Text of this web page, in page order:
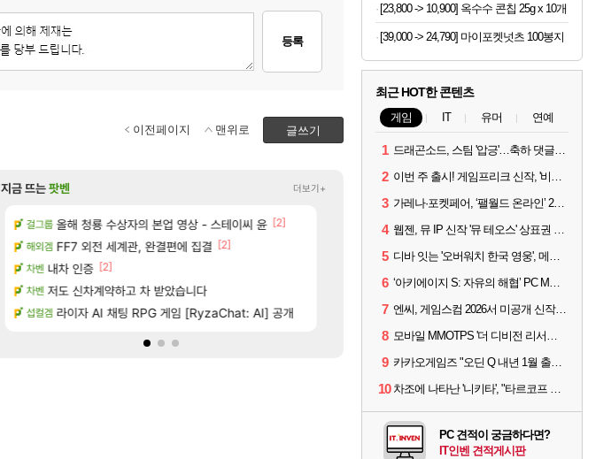
등록
글쓰기
이전페이지 맨위로
로아 [벨가르딘] 나이트메어 클리어 TOP10 알려드립니다.
[37]
메이플 와 ㅁㅊ 컴플뜸ㅋㅋ
[65]
오버워치 하ㅠㅠㅠ드디어 갖고 싶은거 나왓어 ㅠㅠㅠㅠ
메이플 이적자 숙코 시ㅡ발련아 [332]
로아 완갑 정보 초스피드 효율 요약 [44]
퍼클영상 보다 현타오네 [87]
짭사보상 다 조졌는데 [13]
분석) 풀드랍은 필수인가?? [69]
지금 뜨는팟벤 더보기+
걸그룹 올해 청룡 수상자의 본업 영상 - 스테이씨 윤 [2]
해외겜 FF7 외전 세계관, 완결편에 집결 [2]
차벤 내차 인증 [2]
차벤 저도 신차계약하고 차 받았습니다
섭컬겜 라이자 AI 채팅 RPG 게임 [RyzaChat: AI] 공개
섬란 카구라 개발사 신작 [시노비 넥서스] 연내 출시
챕터별 길찾기/지도 공략 (1 ~ 12장)
리밋제로 테스트 때는 로비에 온라인 기능이 있는데
[23,800 -> 10,900] 옥수수 콘칩 25g x 10개
[39,000 -> 24,790] 마이포켓넛츠 100봉지
최근 HOT한 콘텐츠
게임 IT 유머 연예
1 드래곤소드, 스팀 '압긍'…축하 댓글 달고 게임 코드 받자!
2 이번 주 출시! 게임프리크 신작, '비스트 오브 리인카네이션'
3 가레나·포켓페어, ‘팰월드 온라인’ 2026년 출시 예고
4 웹젠, 뮤 IP 신작 '뮤 테오스' 상표권 출원
5 디바 잇는 '오버워치 한국 영웅', 메카 파일럿 디몬 나온다
6 ‘아키에이지 S: 자유의 해협’ PC MMORPG로 개발한다
7 엔씨, 게임스컴 2026서 미공개 신작 최초 공개
8 모바일 MMOTPS '더 디비전 리서전스', 6일 스팀에도 출시
9 카카오게임즈 "오딘 Q 내년 1월 출시, 연기는 없다"
10 차조에 나타난 '니키타', "타르코프 PvE 프레스티지 연내 출시 목표"
PC 견적이 궁금하다면?
IT인벤 견적게시판